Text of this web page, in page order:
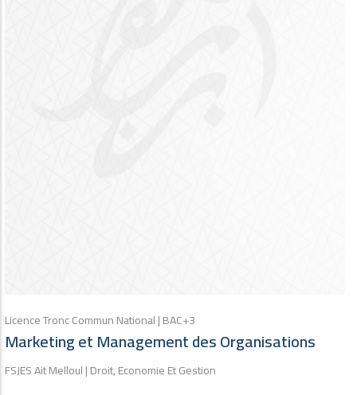
Licence Tronc Commun National | BAC+3
Marketing et Management des Organisations
FSJES Ait Melloul | Droit, Economie Et Gestion